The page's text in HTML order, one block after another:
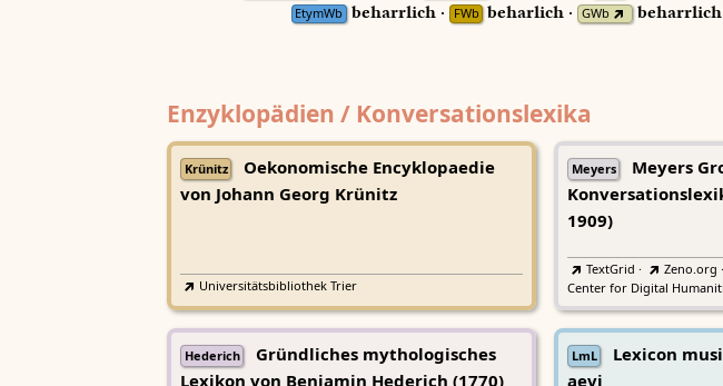
EtymWb beharrlich · FWb beharlich · GWb beharrlich
Enzyklopädien / Konversationslexika
Krünitz
Oekonomische Encyklopaedie
von Johann Georg Krünitz
Universitätsbibliothek Trier
Meyers
Meyers
1909)
TextGrid · Zeno.org ·
Center for Digital
Hederich
Gründliches mythologisches
LmL
Lexicon